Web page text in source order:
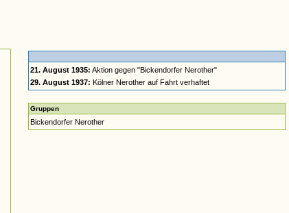
21. August 1935: Aktion gegen "Bickendorfer Nerother"
29. August 1937: Kölner Nerother auf Fahrt verhaftet
Gruppen
Bickendorfer Nerother